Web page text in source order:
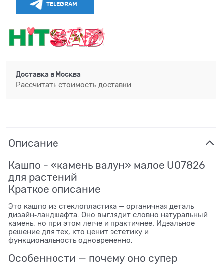
TELEGRAM
Доставка в Москва
Рассчитать стоимость доставки
Описание
Кашпо - «камень валун» малое U07826
для растений
Краткое описание
Это кашпо из стеклопластика — органичная деталь
дизайн‑ландшафта. Оно выглядит словно натуральный
камень, но при этом легче и практичнее. Идеальное
решение для тех, кто ценит эстетику и
функциональность одновременно.
Особенности — почему оно супер